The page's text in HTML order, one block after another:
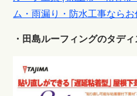
ム・雨漏り・防水工事なら
・田島ルーフィングのタデ